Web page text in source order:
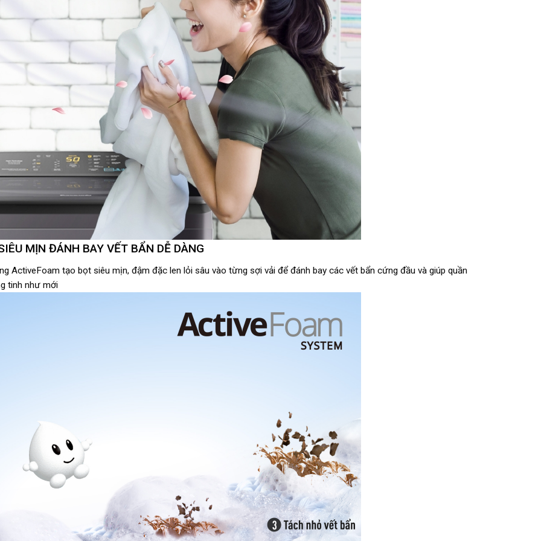
MỊN ĐÁNH BAY VẾT BẨN DỄ DÀNG
ActiveFoam tạo bọt siêu mịn, đậm đặc len lỏi sâu vào từng sợi vải để đánh bay các vết bẩn cứng đầu và giúp quần
tinh như mới